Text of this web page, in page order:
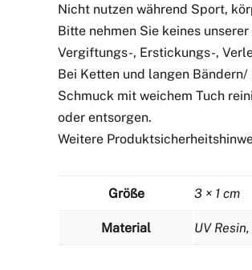
Nicht nutzen während Sport,
Bitte nehmen Sie keines
Vergiftungs-, Erstickungs-,
Bei Ketten und langen
Schmuck mit weichem Tuch
oder entsorgen.
Weitere
Größe 3 × 1 cm
Material UV